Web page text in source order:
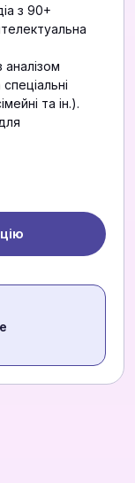
з 90+
аналізом
та ін.).